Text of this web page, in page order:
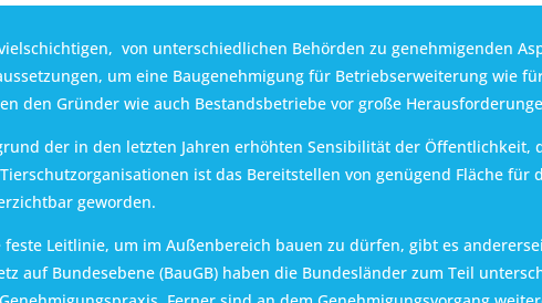
von unterschiedlichen Behörden zu genehmigenden
um eine Baugenehmigung für Betriebserweiterung wie
den Gründer wie auch Bestandsbetriebe vor große
der in den letzten Jahren erhöhten Sensibilität der Öffentlichkeit,
ist das Bereitstellen von genügend Fläche für
geworden.
feste Leitlinie, um im Außenbereich bauen zu dürfen, gibt es
auf Bundesebene (BauGB) haben die Bundesländer zum Teil